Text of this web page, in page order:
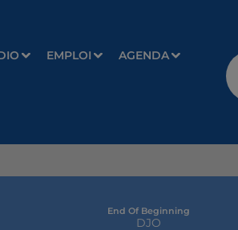
EMPLOI AGENDA
End Of Beginning
DJO